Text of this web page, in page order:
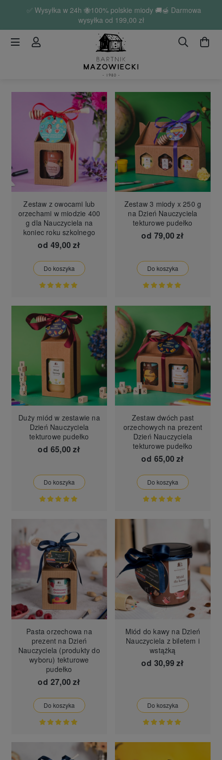
✅ Wysyłka w 24h 🐝100% polskie miody 🚚🍯 Darmowa
wysyłka od 199,00 zł
Zestaw z owocami lub
orzechami w miodzie 400
g dla Nauczyciela na
koniec roku szkolnego
od 49,00 zł
Do koszyka
Zestaw 3 miody x 250 g
na Dzień Nauczyciela
tekturowe pudełko
od 79,00 zł
Do koszyka
Duży miód w zestawie na
Dzień Nauczyciela
tekturowe pudełko
od 65,00 zł
Do koszyka
Zestaw dwóch past
orzechowych na prezent
Dzień Nauczyciela
tekturowe pudełko
od 65,00 zł
Do koszyka
Pasta orzechowa na
prezent na Dzień
Nauczyciela (produkty do
wyboru) tekturowe
pudełko
od 27,00 zł
Do koszyka
Miód do kawy na Dzień
Nauczyciela z biletem i
wstążką
od 30,99 zł
Do koszyka